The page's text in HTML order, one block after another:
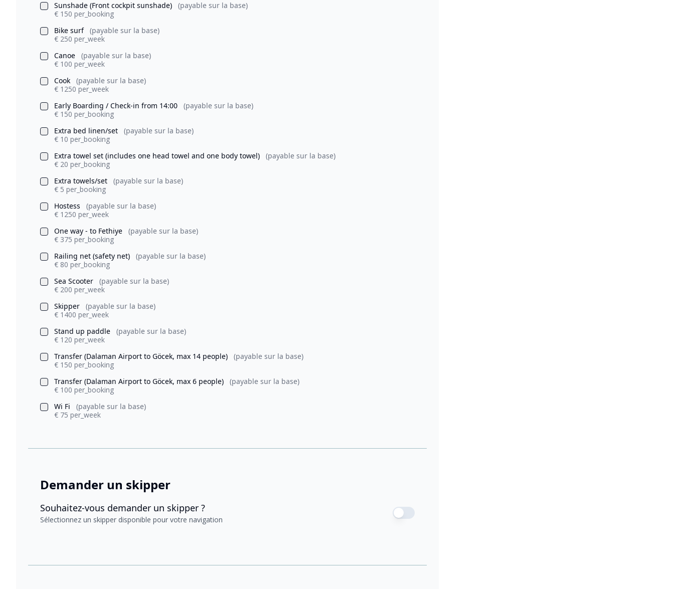
Sunshade (Front cockpit sunshade)
(payable sur la base)
€ 150 per_booking
Bike surf (payable sur la base)
€ 250 per_week
Canoe
(payable sur la base)
€ 100 per_week
Cook
(payable sur la base)
€ 1250 per_week
Early Boarding / Check-in from 14:00
(payable sur la base)
€ 150 per_booking
Extra bed linen/set
(payable sur la base)
€ 10 per_booking
Extra towel set (includes one head towel and one body towel)
(payable sur la base)
€ 20 per_booking
Extra towels/set
(payable sur la base)
€ 5 per_booking
Hostess
(payable sur la base)
€ 1250 per_week
One way - to Fethiye
(payable sur la base)
€ 375 per_booking
Railing net (safety net)
(payable sur la base)
€ 80 per_booking
Sea Scooter
(payable sur la base)
€ 200 per_week
Skipper
(payable sur la base)
€ 1400 per_week
Stand up paddle
(payable sur la base)
€ 120 per_week
Transfer (Dalaman Airport to Göcek, max 14 people)
(payable sur la base)
€ 150 per_booking
Transfer (Dalaman Airport to Göcek, max 6 people)
(payable sur la base)
€ 100 per_booking
Wi Fi
(payable sur la base)
€ 75 per_week
Demander un skipper
Souhaitez-vous demander un skipper ?
Sélectionnez un skipper disponible pour votre navigation